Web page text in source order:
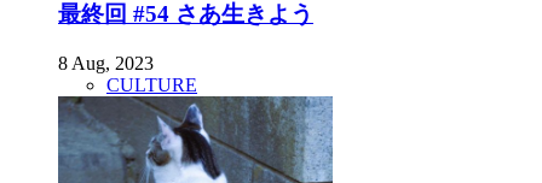
最終回 #54 さあ生きよう
8 Aug, 2023
CULTURE